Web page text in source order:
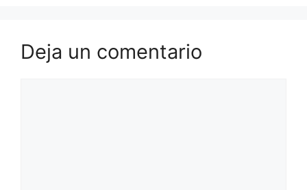
Deja un comentario